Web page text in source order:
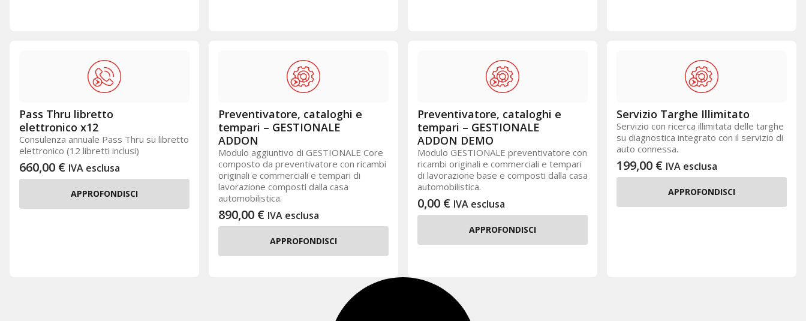
Pass Thru libretto
elettronico x12
Consulenza annuale Pass Thru su libretto
elettronico (12 libretti inclusi)
660,00 € IVA esclusa
APPROFONDISCI
Preventivatore, cataloghi e
tempari – GESTIONALE
ADDON
Modulo aggiuntivo di GESTIONALE Core
composto da preventivatore con ricambi
originali e commerciali e tempari di
lavorazione composti dalla casa
automobilistica.
890,00 € IVA esclusa
APPROFONDISCI
Preventivatore, cataloghi e
tempari – GESTIONALE
ADDON DEMO
Modulo GESTIONALE preventivatore con
ricambi originali e commerciali e tempari
di lavorazione base e composti dalla casa
automobilistica.
0,00 € IVA esclusa
APPROFONDISCI
Servizio Targhe Illimitato
Servizio con ricerca illimitata delle targhe
su diagnostica integrato con il servizio di
auto connessa.
199,00 € IVA esclusa
APPROFONDISCI